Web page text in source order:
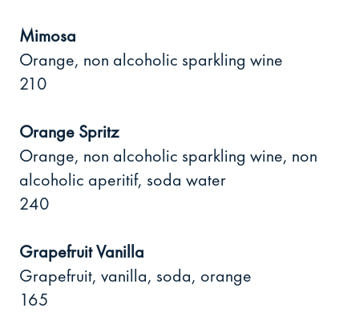
Mimosa
Orange, non alcoholic sparkling wine
210
Orange Spritz
Orange, non alcoholic sparkling wine, non
alcoholic aperitif, soda water
240
Grapefruit Vanilla
Grapefruit, vanilla, soda, orange
165